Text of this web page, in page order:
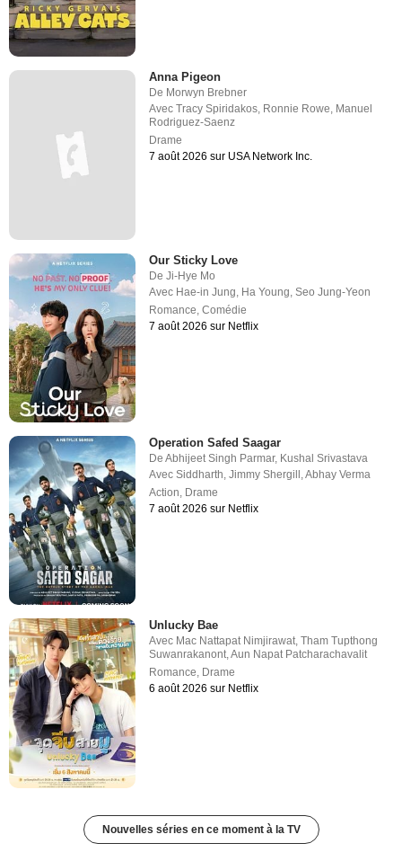
Anna Pigeon
De Morwyn Brebner
AvecTracy Spiridakos, Ronnie Rowe, Manuel
Rodriguez-Saenz
Drame
7 août 2026 sur USA Network Inc.
Our Sticky Love
DeJi-Hye Mo
Avec Hae-in Jung Ha Young ,Seo Jung-Yeon
Romance ,Comédie
7 août 2026 sur Netflix
Operation Safed Saagar
DeAbhijeet Singh Parmar, Kushal Srivastava
AvecSiddharth,Jimmy Shergill ,Abhay Verma
Action, Drame
7 août 2026 sur Netflix
Unlucky Bae
Avec Mac Nattapat Nimjirawat,Tham Tupthong
Suwanrakanont,Aun Napat Patcharachavalit
Romance, Drame
6 août 2026 sur Netflix
Nouvelles séries en ce moment à la TV